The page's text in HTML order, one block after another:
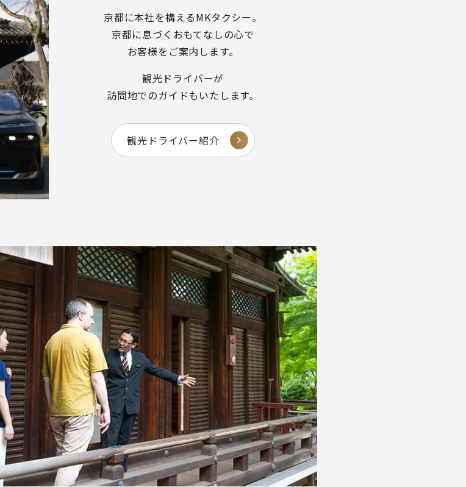
京都に本社を構えるMKタクシー。
京都に息づくおもてなしの心で
お客様をご案内します。
観光ドライバーが
訪問地でのガイドもいたします。
観光ドライバー紹介